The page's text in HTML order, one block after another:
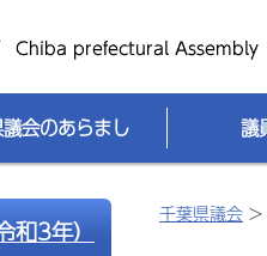
議会
会のあらまし 議
3年）
千葉県議会 >